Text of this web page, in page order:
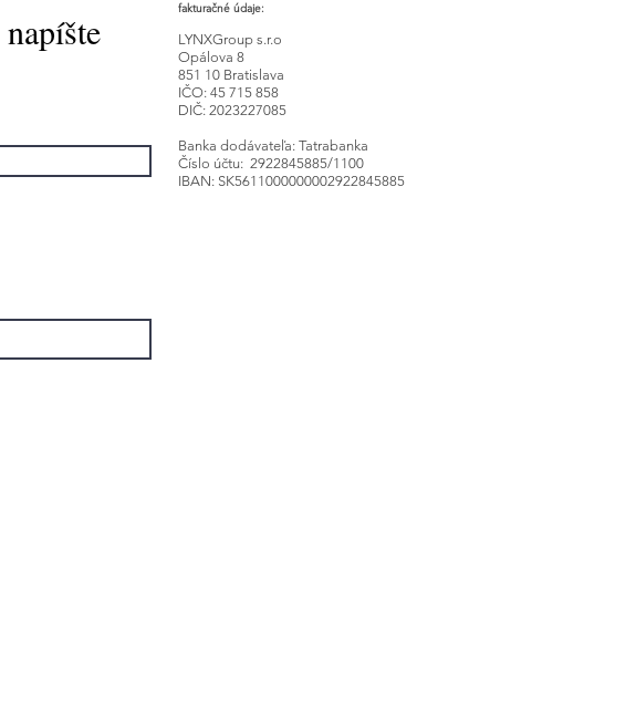
fakturačné údaje:
LYNXGroup s.r.o
Opálova 8
851 10 Bratislava
IČO: 45 715 858
DIČ: 2023227085
Banka dodávateľa: Tatrabanka
Číslo účtu: 2922845885/1100
IBAN: SK5611000000002922845885